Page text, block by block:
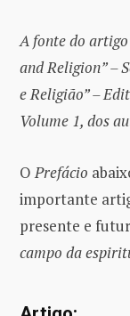
A fonte do
and Religion” –
e Religião” –
Volume 1, dos
OPrefácio
importante
presente e
campo da